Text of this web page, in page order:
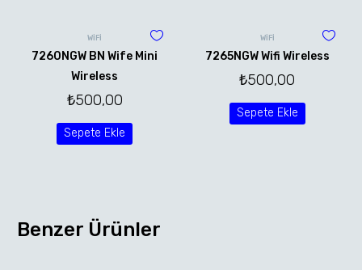
WİFİ
7260NGW BN Wife Mini
Wireless
₺500,00
Sepete Ekle
WİFİ
7265NGW Wifi Wireless
₺500,00
Sepete Ekle
Benzer Ürünler